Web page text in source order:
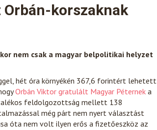
Orbán-korszaknak
nem csak a magyar belpolitikai helyzet
hét óra környékén 367,6 forintért lehetett
Orbán Viktor gratulált Magyar Péternek a
feldolgozottság mellett 138
még párt nem nyert választást
óta nem volt ilyen erős a fizetőeszköz az